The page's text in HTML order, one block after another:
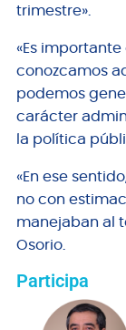
trimestre».
«Es
conozcamos
podemos
carácter
la política
«En ese
no con
manejaban al
Osorio.
Participa